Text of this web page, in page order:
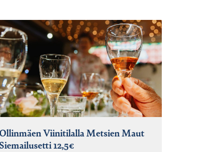
Ollinmäen Viinitilalla Metsien Maut
Siemailusetti 12,5€